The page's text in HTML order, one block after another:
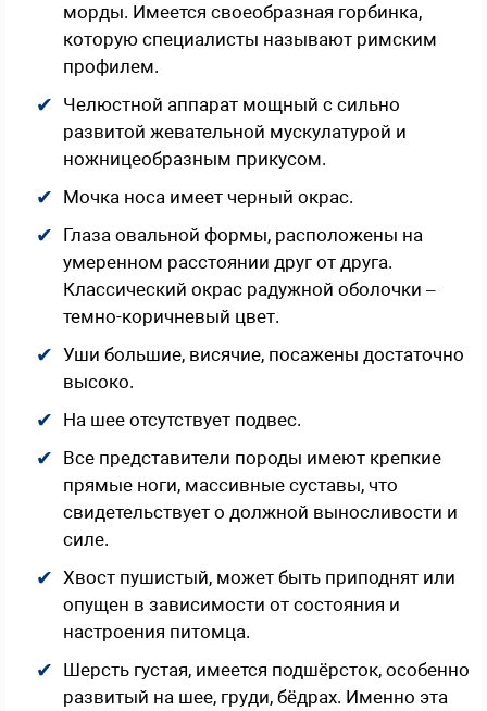
морды. Имеется своеобразная горбинка,
которую специалисты называют римским
профилем.
Челюстной аппарат мощный с сильно
развитой жевательной мускулатурой и
ножницеобразным прикусом.
Мочка носа имеет черный окрас.
Глаза овальной формы, расположены на
умеренном расстоянии друг от друга.
Классический окрас радужной оболочки –
темно-коричневый цвет.
Уши большие, висячие, посажены достаточно
высоко.
На шее отсутствует подвес.
Все представители породы имеют крепкие
прямые ноги, массивные суставы, что
свидетельствует о должной выносливости и
силе.
Хвост пушистый, может быть приподнят или
опущен в зависимости от состояния и
настроения питомца.
Шерсть густая, имеется подшёрсток, особенно
развитый на шее, груди, бёдрах. Именно эта